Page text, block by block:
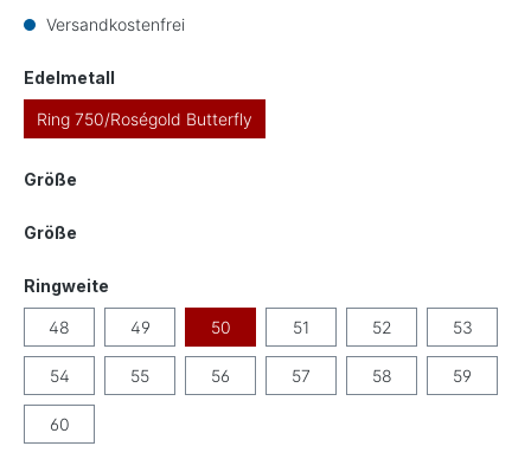
Versandkostenfrei
Edelmetall
Ring 750/Roségold Butterfly
Größe
Größe
Ringweite
48 49 50 51 52 53
54 55 56 57 58 59
60